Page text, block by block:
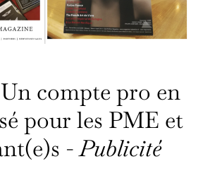
compte pro en
pour les PME et
-Publicité